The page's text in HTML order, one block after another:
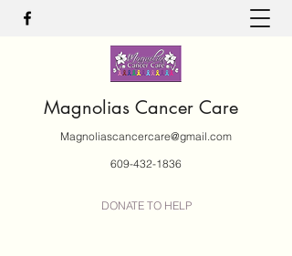
Magnolias Cancer Care
Magnoliascancercare@gmail.com
609-432-1836
DONATE TO HELP